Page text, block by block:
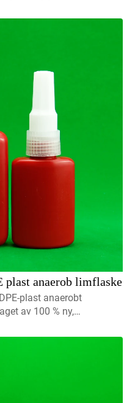
skrufelokk, skive lokk,
plast anaerob limflaske
plast anaerobt
av 100 % ny,
10 ml 15 mlKontakt oss for